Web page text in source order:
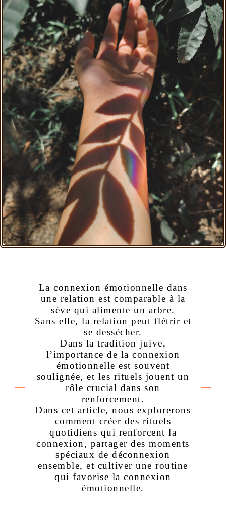
La connexion émotionnelle dans
une relation est comparable à la
sève qui alimente un arbre.
Sans elle, la relation peut flétrir et
se dessécher.
Dans la tradition juive,
l’importance de la connexion
émotionnelle est souvent
soulignée, et les rituels jouent un
rôle crucial dans son
renforcement.
Dans cet article, nous explorerons
comment créer des rituels
quotidiens qui renforcent la
connexion, partager des moments
spéciaux de déconnexion
ensemble, et cultiver une routine
qui favorise la connexion
émotionnelle.